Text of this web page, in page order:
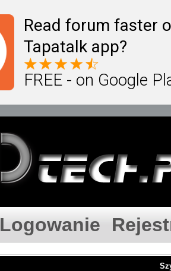
Read forum faster
Tapatalk app?
FREE - on Google
Logowanie